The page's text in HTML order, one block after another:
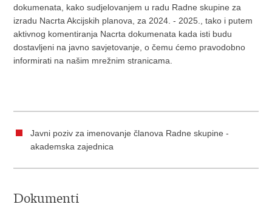
dokumenata, kako sudjelovanjem u radu Radne skupine za
izradu Nacrta Akcijskih planova, za 2024. - 2025., tako i putem
aktivnog komentiranja Nacrta dokumenata kada isti budu
dostavljeni na javno savjetovanje, o čemu ćemo pravodobno
informirati na našim mrežnim stranicama.
Javni poziv za imenovanje članova Radne skupine -
akademska zajednica
Dokumenti